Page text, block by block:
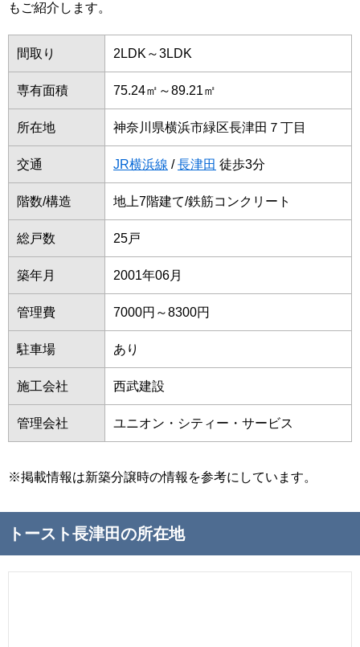
もご紹介します。
間取り 2LDK～3LDK
専有面積 75.24㎡～89.21㎡
所在地 神奈川県横浜市緑区長津田７丁目
交通 JR横浜線 /長津田 徒歩3分
階数/構造 地上7階建て/鉄筋コンクリート
総戸数 25戸
築年月 2001年06月
管理費 7000円～8300円
駐車場 あり
施工会社 西武建設
管理会社 ユニオン・シティー・サービス
※掲載情報は新築分譲時の情報を参考にしています。
トースト長津田の所在地